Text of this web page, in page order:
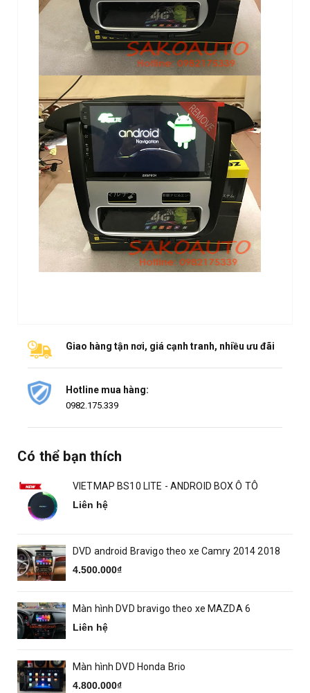
Giao hàng tận nơi, giá cạnh tranh, nhiều ưu đãi
Hotline mua hàng:
0982.175.339
Có thể bạn thích
VIETMAP BS10 LITE - ANDROID BOX Ô TÔ
Liên hệ
DVD android Bravigo theo xe Camry 2014 2018
4.500.000₫
Màn hình DVD bravigo theo xe MAZDA 6
Liên hệ
Màn hình DVD Honda Brio
4.800.000₫